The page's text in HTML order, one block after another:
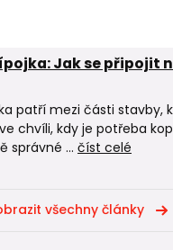
Jak se připojit
patří mezi části stavby,
chvíli, kdy je potřeba
správné ... číst celé
všechny články